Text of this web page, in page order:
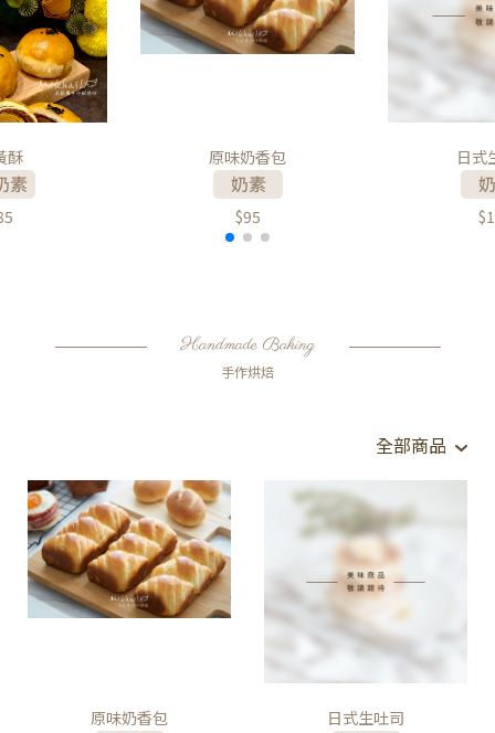
酥 原味奶香包
$95
日式
手作烘焙
全部商品
原味奶香包 日式生吐司